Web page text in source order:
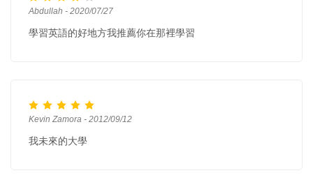
Abdullah - 2020/07/27
學習英語的好地方我推薦你在那裡學習
Kevin Zamora - 2012/09/12
我未來的大學